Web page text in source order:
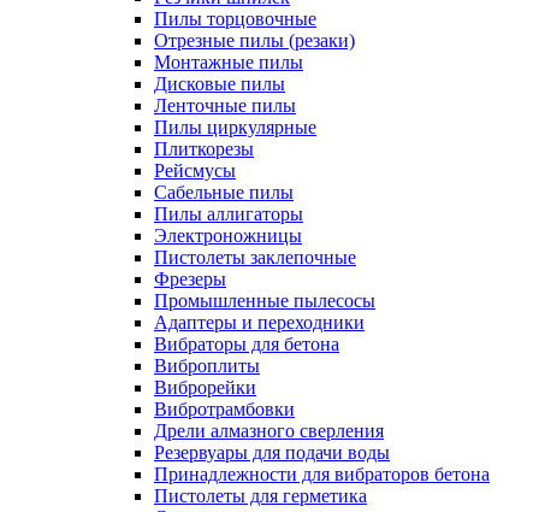
Пилы торцовочные
Отрезные пилы (резаки)
Монтажные пилы
Дисковые пилы
Ленточные пилы
Пилы циркулярные
Плиткорезы
Рейсмусы
Сабельные пилы
Пилы аллигаторы
Электроножницы
Пистолеты заклепочные
Фрезеры
Промышленные пылесосы
Адаптеры и переходники
Вибраторы для бетона
Виброплиты
Виброрейки
Вибротрамбовки
Дрели алмазного сверления
Резервуары для подачи воды
Принадлежности для вибраторов бетона
Пистолеты для герметика